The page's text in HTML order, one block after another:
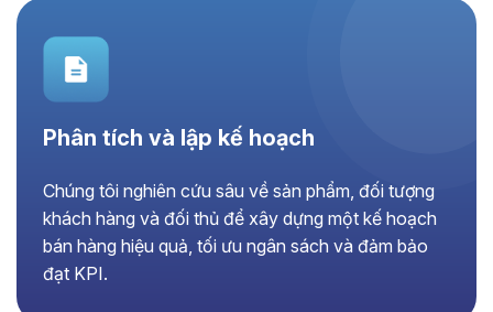
Phân tích và lập kế hoạch
Chúng tôi nghiên cứu sâu về sản phẩm, đối tượng
khách hàng và đối thủ để xây dựng một kế hoạch
bán hàng hiệu quả, tối ưu ngân sách và đảm bảo
đạt KPI.